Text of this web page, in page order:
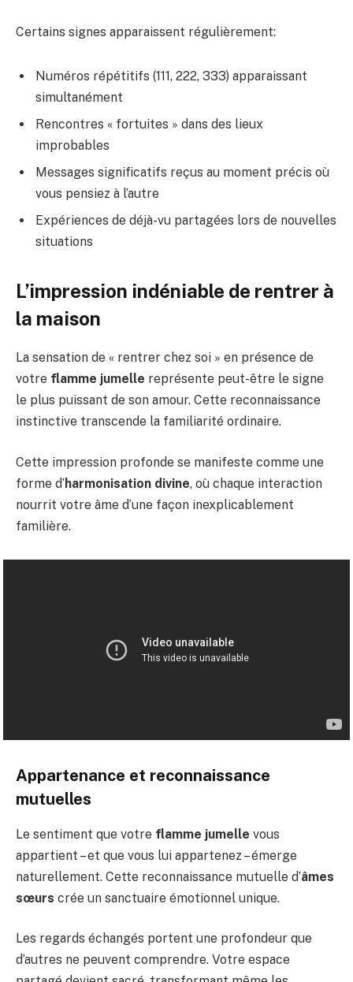
Certains signes apparaissent régulièrement:
Numéros répétitifs (111, 222, 333) apparaissant
simultanément
Rencontres « fortuites » dans des lieux
improbables
Messages significatifs reçus au moment précis où
vous pensiez à l’autre
Expériences de déjà-vu partagées lors de nouvelles
situations
L’impression indéniable de rentrer à
la maison
La sensation de « rentrer chez soi » en présence de
votre flamme jumelle représente peut-être le signe
le plus puissant de son amour. Cette reconnaissance
instinctive transcende la familiarité ordinaire.
Cette impression profonde se manifeste comme une
forme d’harmonisation divine, où chaque interaction
nourrit votre âme d’une façon inexplicablement
familière.
Appartenance et reconnaissance
mutuelles
Le sentiment que votre flamme jumelle vous
appartient – et que vous lui appartenez – émerge
naturellement. Cette reconnaissance mutuelle d’âmes
sœurs crée un sanctuaire émotionnel unique.
Les regards échangés portent une profondeur que
d’autres ne peuvent comprendre. Votre espace